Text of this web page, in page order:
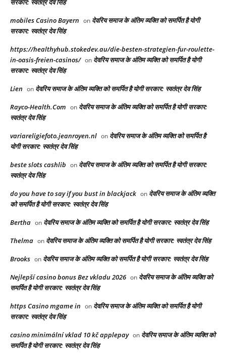
सरकार: स्वतंत्र देव सिंह
mobiles Casino Bayern on देवरिय समाज के अंतिम व्यक्ति को समर्पित है योगी
सरकार: स्वतंत्र देव सिंह
https://healthyhub.stokedev.au/die-besten-strategien-fur-roulette-
in-oasis-freien-casinos/ on देवरिय समाज के अंतिम व्यक्ति को समर्पित है योगी
सरकार: स्वतंत्र देव सिंह
Lien on देवरिय समाज के अंतिम व्यक्ति को समर्पित है योगी सरकार: स्वतंत्र देव सिंह
Rayco-Health.Com on देवरिय समाज के अंतिम व्यक्ति को समर्पित है योगी सरकार:
स्वतंत्र देव सिंह
variareligiefoto.jeanroyen.nl on देवरिय समाज के अंतिम व्यक्ति को समर्पित है
योगी सरकार: स्वतंत्र देव सिंह
beste slots cashlib on देवरिय समाज के अंतिम व्यक्ति को समर्पित है योगी सरकार:
स्वतंत्र देव सिंह
do you have to say if you bust in blackjack on देवरिय समाज के अंतिम व्यक्ति
को समर्पित है योगी सरकार: स्वतंत्र देव सिंह
Bertha on देवरिय समाज के अंतिम व्यक्ति को समर्पित है योगी सरकार: स्वतंत्र देव सिंह
Thelma on देवरिय समाज के अंतिम व्यक्ति को समर्पित है योगी सरकार: स्वतंत्र देव सिंह
Brooks on देवरिय समाज के अंतिम व्यक्ति को समर्पित है योगी सरकार: स्वतंत्र देव सिंह
Nejlepší casino bonus Bez vkladu 2026 on देवरिय समाज के अंतिम व्यक्ति को
समर्पित है योगी सरकार: स्वतंत्र देव सिंह
https Casino mgame in on देवरिय समाज के अंतिम व्यक्ति को समर्पित है योगी
सरकार: स्वतंत्र देव सिंह
casino minimální vklad 10 kč applepay on देवरिय समाज के अंतिम व्यक्ति को
समर्पित है योगी सरकार: स्वतंत्र देव सिंह